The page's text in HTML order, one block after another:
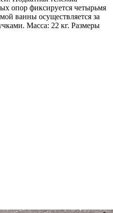
опор фиксируется четырьмя
ванны осуществляется за
Масса: 22 кг. Размеры